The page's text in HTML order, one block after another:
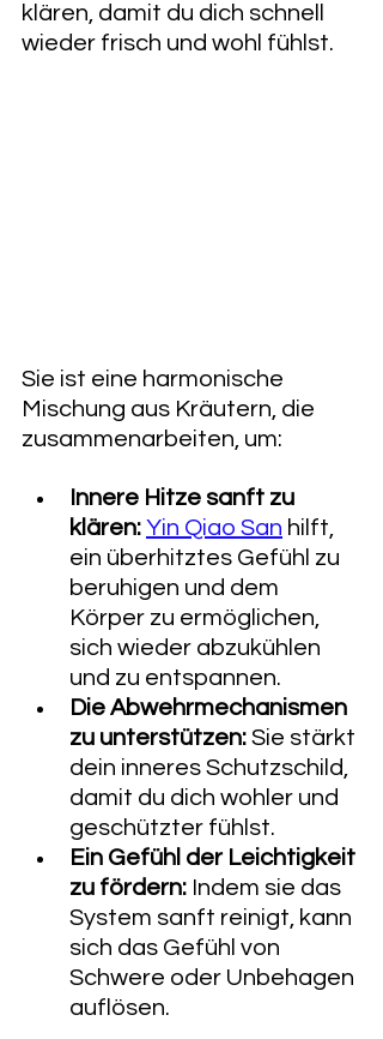
klären, damit du dich schnell
wieder frisch und wohl fühlst.
Sie ist eine harmonische
Mischung aus Kräutern, die
zusammenarbeiten, um:
Innere Hitze sanft zu
klären: Yin Qiao San hilft,
ein überhitztes Gefühl zu
beruhigen und dem
Körper zu ermöglichen,
sich wieder abzukühlen
und zu entspannen.
Die Abwehrmechanismen
zu unterstützen: Sie stärkt
dein inneres Schutzschild,
damit du dich wohler und
geschützter fühlst.
Ein Gefühl der Leichtigkeit
zu fördern: Indem sie das
System sanft reinigt, kann
sich das Gefühl von
Schwere oder Unbehagen
auflösen.